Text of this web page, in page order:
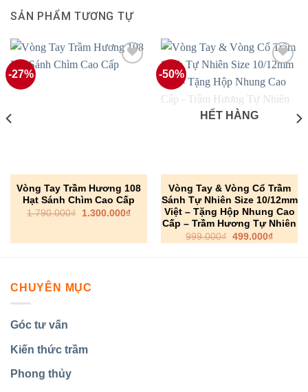
SẢN PHẨM TƯƠNG TỰ
-27%
Vòng Tay Trầm Hương 108
Hạt Sánh Chìm Cao Cấp
1.790.000₫
Giá
1.300.000₫Giá
-50%
HẾT HÀNG
Vòng Tay & Vòng Cổ Trầm
Sánh Tự Nhiên Size 10/12mm
Việt – Tặng Hộp Nhung Cao
Cấp – Trầm Hương Tự Nhiên
999.000₫ Giá
gốc
499.000₫Giá
hiện
CHUYÊN MỤC
Góc tư vấn
Kiến thức trầm
Phong thủy